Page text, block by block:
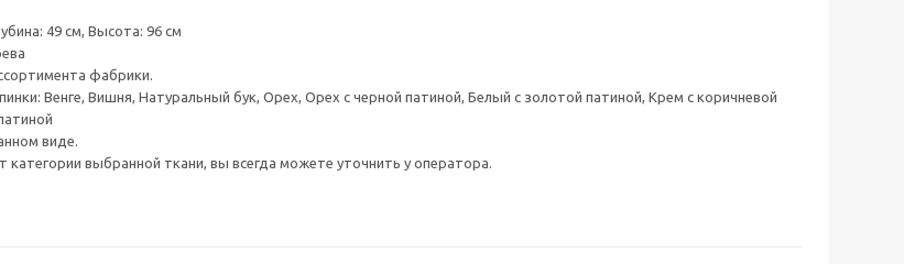
49 см, Высота: 96 см
фабрики.
Венге, Вишня, Натуральный бук, Орех, Орех с черной патиной, Белый с золотой патиной, Крем с коричневой
виде.
категории выбранной ткани, вы всегда можете уточнить у оператора.